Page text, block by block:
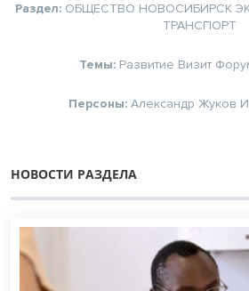
Раздел: ОБЩЕСТВО НОВОСИБИРСК
ТРАНСПОРТ
Темы: Развитие Визит
Персоны: Александр Жуков
НОВОСТИ РАЗДЕЛА